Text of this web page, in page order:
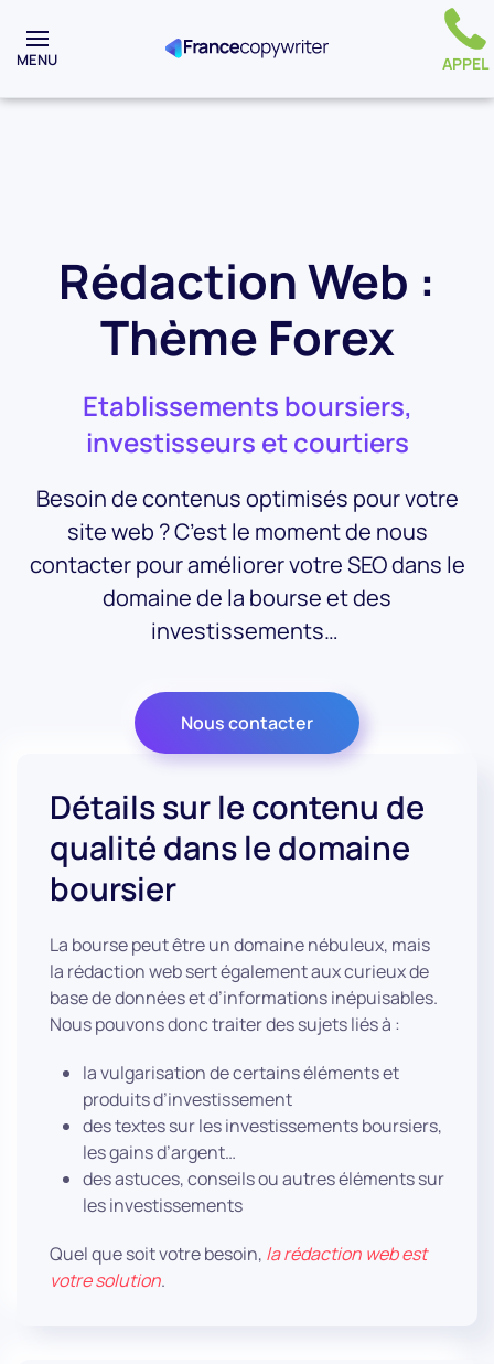
MENU APPEL
Rédaction Web :
Thème Forex
Etablissements boursiers,
investisseurs et courtiers
Besoin de contenus optimisés pour votre
site web ? C’est le moment de nous
contacter pour améliorer votre SEO dans le
domaine de la bourse et des
investissements…
Nous contacter
Détails sur le contenu de
qualité dans le domaine
boursier
La bourse peut être un domaine nébuleux, mais
la rédaction web sert également aux curieux de
base de données et d’informations inépuisables.
Nous pouvons donc traiter des sujets liés à :
la vulgarisation de certains éléments et
produits d’investissement
des textes sur les investissements boursiers,
les gains d’argent…
des astuces, conseils ou autres éléments sur
les investissements
Quel que soit votre besoin, la rédaction web est
votre solution.